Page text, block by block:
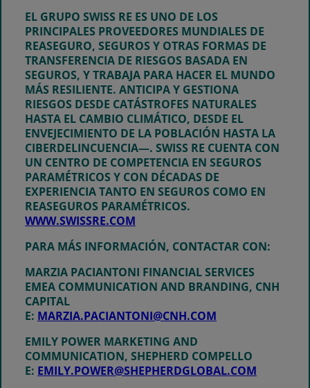
EL GRUPO SWISS RE ES UNO DE LOS
PRINCIPALES PROVEEDORES MUNDIALES DE
REASEGURO, SEGUROS Y OTRAS FORMAS DE
TRANSFERENCIA DE RIESGOS BASADA EN
SEGUROS, Y TRABAJA PARA HACER EL MUNDO
MÁS RESILIENTE. ANTICIPA Y GESTIONA
RIESGOS DESDE CATÁSTROFES NATURALES
HASTA EL CAMBIO CLIMÁTICO, DESDE EL
ENVEJECIMIENTO DE LA POBLACIÓN HASTA LA
CIBERDELINCUENCIA—. SWISS RE CUENTA CON
UN CENTRO DE COMPETENCIA EN SEGUROS
PARAMÉTRICOS Y CON DÉCADAS DE
EXPERIENCIA TANTO EN SEGUROS COMO EN
REASEGUROS PARAMÉTRICOS.
WWW.SWISSRE.COM
PARA MÁS INFORMACIÓN, CONTACTAR CON:
MARZIA PACIANTONI FINANCIAL SERVICES
EMEA COMMUNICATION AND BRANDING, CNH
CAPITAL
E: MARZIA.PACIANTONI@CNH.COM
EMILY POWER MARKETING AND
COMMUNICATION, SHEPHERD COMPELLO
E: EMILY.POWER@SHEPHERDGLOBAL.COM